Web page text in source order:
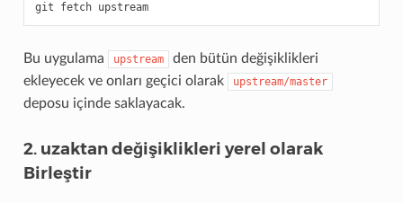
git fetch upstream
Bu uygulama upstream
den bütün değişiklikleri
ekleyecek ve onları geçici olarak
upstream/master
deposu içinde saklayacak.
2. uzaktan değişiklikleri yerel olarak
Birleştir